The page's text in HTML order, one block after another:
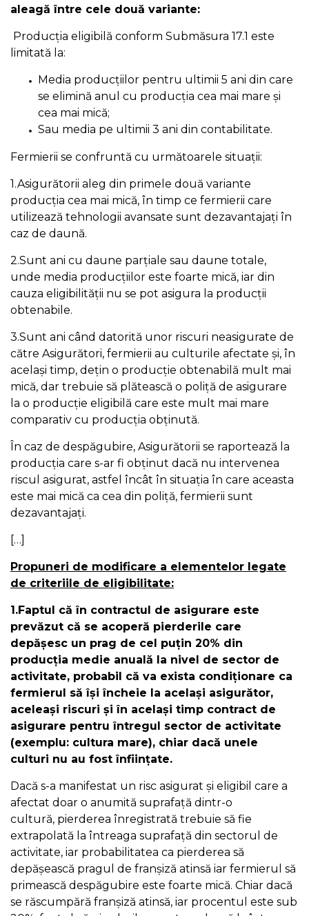
aleagă între cele două variante:
Producția eligibilă conform Submăsura 17.1 este
limitată la:
Media producțiilor pentru ultimii 5 ani din care
se elimină anul cu producția cea mai mare și
cea mai mică;
Sau media pe ultimii 3 ani din contabilitate.
Fermierii se confruntă cu următoarele situații:
1.Asigurătorii aleg din primele două variante
producția cea mai mică, în timp ce fermierii care
utilizează tehnologii avansate sunt dezavantajați în
caz de daună.
2.Sunt ani cu daune parțiale sau daune totale,
unde media producțiilor este foarte mică, iar din
cauza eligibilității nu se pot asigura la producții
obtenabile.
3.Sunt ani când datorită unor riscuri neasigurate de
către Asigurători, fermierii au culturile afectate și, în
același timp, dețin o producție obtenabilă mult mai
mică, dar trebuie să plătească o poliță de asigurare
la o producție eligibilă care este mult mai mare
comparativ cu producția obținută.
În caz de despăgubire, Asigurătorii se raportează la
producția care s-ar fi obținut dacă nu intervenea
riscul asigurat, astfel încât în situația în care aceasta
este mai mică ca cea din poliță, fermierii sunt
dezavantajați.
[…]
Propuneri de modificare a elementelor legate
de criteriile de eligibilitate:
1.Faptul că în contractul de asigurare este
prevăzut că se acoperă pierderile care
depășesc un prag de cel puțin 20% din
producția medie anuală la nivel de sector de
activitate, probabil că va exista condiționare ca
fermierul să își încheie la același asigurător,
aceleași riscuri și în același timp contract de
asigurare pentru întregul sector de activitate
(exemplu: cultura mare), chiar dacă unele
culturi nu au fost înființate.
Dacă s-a manifestat un risc asigurat și eligibil care a
afectat doar o anumită suprafață dintr-o
cultură, pierderea înregistrată trebuie să fie
extrapolată la întreaga suprafață din sectorul de
activitate, iar probabilitatea ca pierderea să
depășească pragul de franșiză atinsă iar fermierul să
primească despăgubire este foarte mică. Chiar dacă
se răscumpără franșiză atinsă, iar procentul este sub